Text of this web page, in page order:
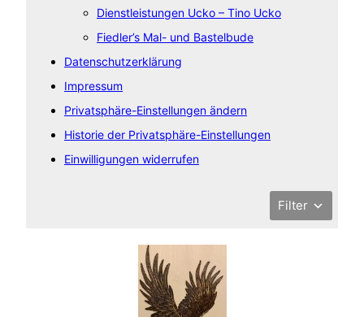
Dienstleistungen Ucko – Tino Ucko
Fiedler’s Mal- und Bastelbude
Datenschutzerklärung
Impressum
Privatsphäre-Einstellungen ändern
Historie der Privatsphäre-Einstellungen
Einwilligungen widerrufen
Filter